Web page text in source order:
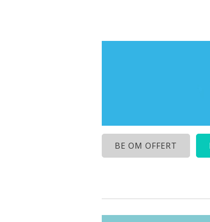
BE OM OFFERT